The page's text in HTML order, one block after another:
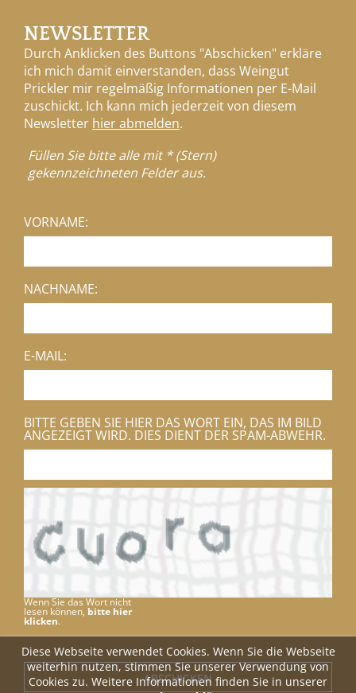
NEWSLETTER
Durch Anklicken des Buttons "Abschicken" erkläre
ich mich damit einverstanden, dass Weingut
Prickler mir regelmäßig Informationen per E-Mail
zuschickt. Ich kann mich jederzeit von diesem
Newsletter hier abmelden.
Füllen Sie bitte alle mit * (Stern)
gekennzeichneten Felder aus.
VORNAME:
NACHNAME:
E-MAIL:
BITTE GEBEN SIE HIER DAS WORT EIN, DAS IM BILD
ANGEZEIGT WIRD. DIES DIENT DER SPAM-ABWEHR.
Wenn Sie das Wort nicht
lesen können, bitte hier
klicken.
Diese Webseite verwendet Cookies. Wenn Sie die Webseite
weiterhin nutzen, stimmen Sie unserer Verwendung von
Cookies zu. Weitere Informationen finden Sie in unserer